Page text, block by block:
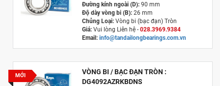
Đường kính ngoài (D):90 mm
Độ dày vòng bi (B):26 mm
Chủng Loại: Vòng bi (bạc đạn) Tròn
Giá:Vui lòng Liên hệ - 028.3969.9384
Email: info@tandailongbearings.com.vn
MỚI
VÒNG BI / BẠC ĐẠN TRÒN :
DG4092AZRKBDNS